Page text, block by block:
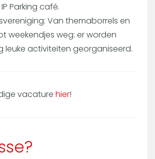
Parking café.
Van themaborrels en
weekendjes weg: er worden
leuke activiteiten georganiseerd.
vacature hier!